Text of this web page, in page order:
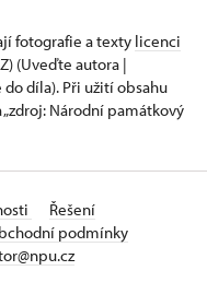
fotografie a texty licenci
(Uveďte autora |
díla). Při užití obsahu
Národní památkový
Řešení
podmínky